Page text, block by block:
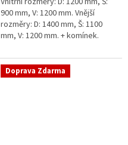
hvězdiček.
900 mm, V: 1200 mm. Vnější
rozměry: D: 1400 mm, Š: 1100
mm, V: 1200 mm. + komínek.
obetonování - pojízdná i pod...
Doprava Zdarma